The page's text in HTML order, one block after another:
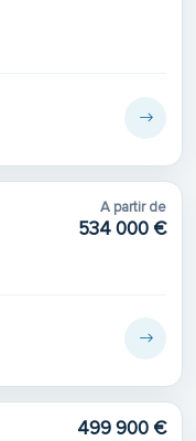
A partir de
534 000 €
499 900 €